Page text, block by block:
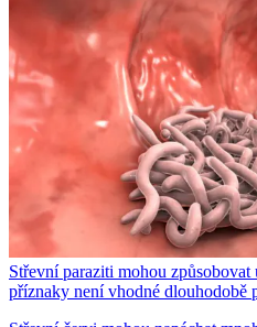
Střevní paraziti mohou
příznaky není vhodné dlouhodobě